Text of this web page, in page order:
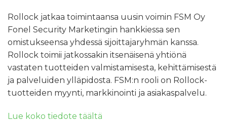
Rollock jatkaa toimintaansa uusin voimin FSM Oy
Fonel Security Marketingin hankkiessa sen
omistukseensa yhdessä sijoittajaryhmän kanssa.
Rollock toimii jatkossakin itsenäisenä yhtiönä
vastaten tuotteiden valmistamisesta, kehittämisestä
ja palveluiden ylläpidosta. FSM:n rooli on Rollock-
tuotteiden myynti, markkinointi ja asiakaspalvelu.
Lue koko tiedote täältä